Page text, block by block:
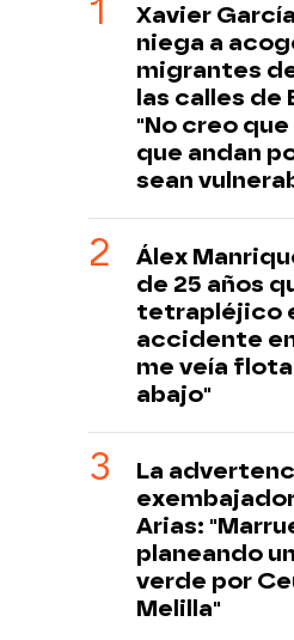
Xavier
niega a
migrantes
las calles de
"No creo
que andan
sean
Álex
de 25 años
tetrapléjico
accidente
me veía
abajo"
La
Arias:
planeando
verde por
Melilla"